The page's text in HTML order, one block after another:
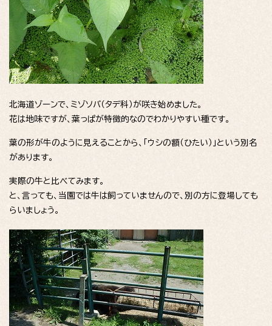
北海道ゾーンで、ミゾソバ（タデ科）が咲き始めました。
花は地味ですが、葉っぱが特徴的なのでわかりやすい種です。
葉の形が牛のように見えることから、「ウシの額（ひたい）」という別名
があります。
実際の牛と比べてみます。
と、言っても、当園では牛は飼っていませんので、別の方に登場しても
らいましょう。